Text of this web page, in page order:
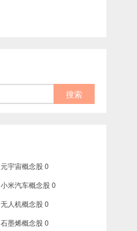
元宇宙概念股0
小米汽车概念股0
无人机概念股0
石墨烯概念股0